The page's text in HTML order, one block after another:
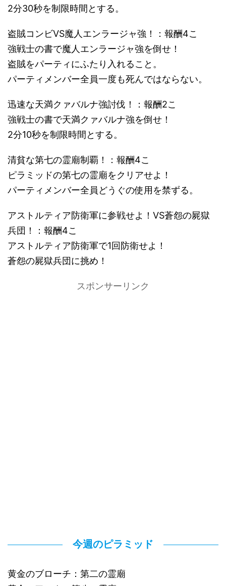
2分30秒を制限時間とする。
盗賊コンビVS魔人エンラージャ強！：報酬4こ
強戦士の書で魔人エンラージャ強を倒せ！
盗賊をパーティにふたり入れること。
パーティメンバー全員一度も死んではならない。
迅速な天満クァバルナ強討伐！：報酬2こ
強戦士の書で天満クァバルナ強を倒せ！
2分10秒を制限時間とする。
清貧な第七の霊廟制覇！：報酬4こ
ピラミッドの第七の霊廟をクリアせよ！
パーティメンバー全員どうぐの使用を禁ずる。
アストルティア防衛軍に参戦せよ！VS蒼怨の屍獄
兵団！：報酬4こ
アストルティア防衛軍で1回防衛せよ！
蒼怨の屍獄兵団に挑め！
スポンサーリンク
今週のピラミッド
黄金のブローチ：第二の霊廟